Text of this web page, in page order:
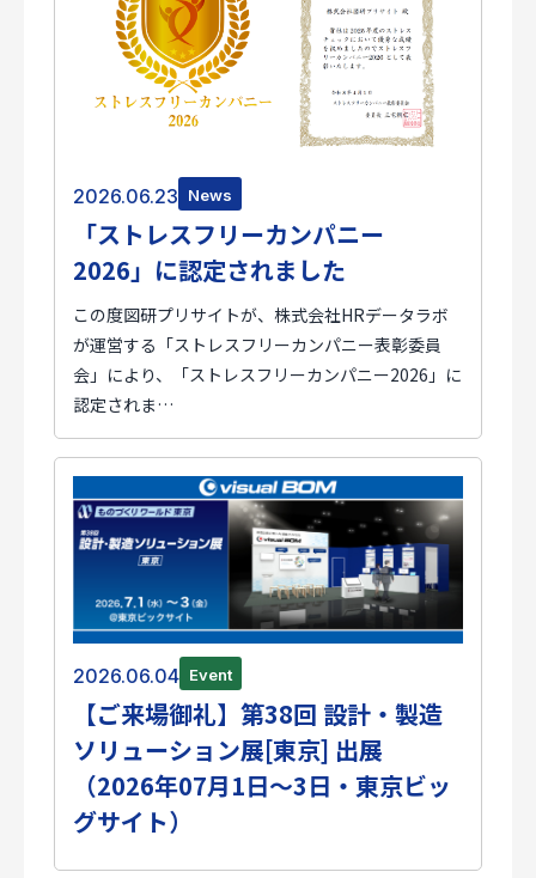
2026.06.23 News
「ストレスフリーカンパニー
2026」に認定されました
この度図研プリサイトが、株式会社HRデータラボ
が運営する「ストレスフリーカンパニー表彰委員
会」により、「ストレスフリーカンパニー2026」に
認定されま…
2026.06.04 Event
【ご来場御礼】第38回 設計・製造
ソリューション展[東京] 出展
（2026年07月1日～3日・東京ビッ
グサイト）